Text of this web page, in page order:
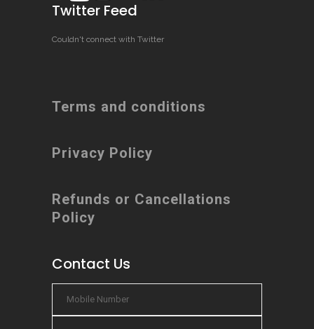
Twitter Feed
Couldn't connect with Twitter
Terms and conditions
Privacy Policy
Refunds or Cancellations
Policy
Contact Us